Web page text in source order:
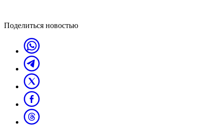
Поделиться новостью